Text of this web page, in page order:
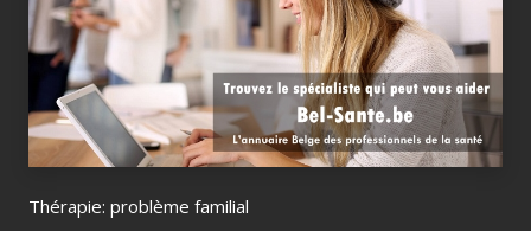
Thérapie: problème familial